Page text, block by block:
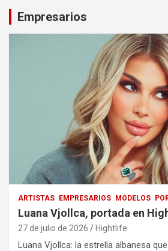
Empresarios
ARTISTAS EMPRESARIOS MODELOS
Luana Vjollca, portada en
27 de julio de 2026 Hightlife
Luana Vjollca: la estrella albanesa